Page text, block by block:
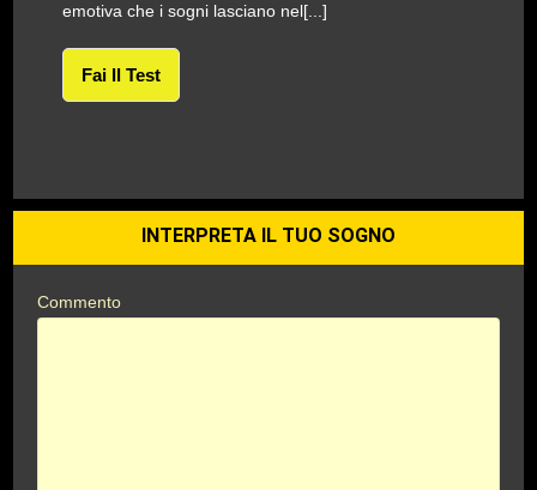
emotiva che i sogni lasciano nel[...]
Fai Il Test
INTERPRETA IL TUO SOGNO
Commento